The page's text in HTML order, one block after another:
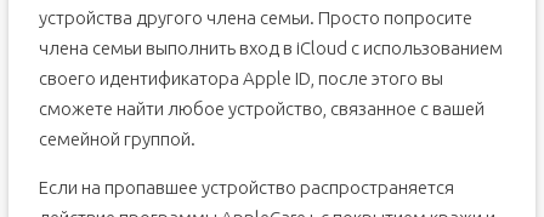
устройства другого члена семьи. Просто попросите
члена семьи выполнить вход в iCloud с использованием
своего идентификатора Apple ID, после этого вы
сможете найти любое устройство, связанное с вашей
семейной группой.
Если на пропавшее устройство распространяется